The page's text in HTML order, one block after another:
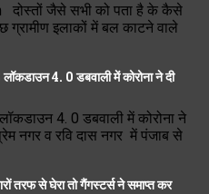
दोस्तों जैसे सभी को पता है के कैसे
इलाकों में बल काटने वाले
4. 0 डबवाली में कोरोना ने दी
4. 0 डबवाली में कोरोना ने
नगर व रवि दास नगर में पंजाब से
तरफ से घेरा तो गैंगस्टर्स ने समाप्त कर